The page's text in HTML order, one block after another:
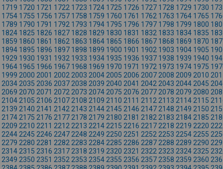
1719 1720 1721 1722 1723 1724 1725 1726 1727 1728 1729 1730
1754 1755 1756 1757 1758 1759 1760 1761 1762 1763 1764 1765
1789 1790 1791 1792 1793 1794 1795 1796 1797 1798 1799 1800
1824 1825 1826 1827 1828 1829 1830 1831 1832 1833 1834 1835
1859 1860 1861 1862 1863 1864 1865 1866 1867 1868 1869 1870
1894 1895 1896 1897 1898 1899 1900 1901 1902 1903 1904 1905
1929 1930 1931 1932 1933 1934 1935 1936 1937 1938 1939 1940
1964 1965 1966 1967 1968 1969 1970 1971 1972 1973 1974 1975
1999 2000 2001 2002 2003 2004 2005 2006 2007 2008 2009 2010
2034 2035 2036 2037 2038 2039 2040 2041 2042 2043 2044 2045
2069 2070 2071 2072 2073 2074 2075 2076 2077 2078 2079 2080
2104 2105 2106 2107 2108 2109 2110 2111 2112 2113 2114 2115
2139 2140 2141 2142 2143 2144 2145 2146 2147 2148 2149 2150
2174 2175 2176 2177 2178 2179 2180 2181 2182 2183 2184 2185
2209 2210 2211 2212 2213 2214 2215 2216 2217 2218 2219 2220
2244 2245 2246 2247 2248 2249 2250 2251 2252 2253 2254 2255
2279 2280 2281 2282 2283 2284 2285 2286 2287 2288 2289 2290
2314 2315 2316 2317 2318 2319 2320 2321 2322 2323 2324 2325
2349 2350 2351 2352 2353 2354 2355 2356 2357 2358 2359 2360